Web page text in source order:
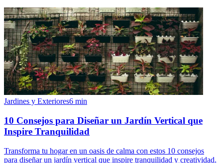
Jardines y Exteriores6 min
10 Consejos para Diseñar un Jardín Vertical que
Inspire Tranquilidad
Transforma tu hogar en un oasis de calma con estos 10 consejos
para diseñar un jardín vertical que inspire tranquilidad y creatividad.